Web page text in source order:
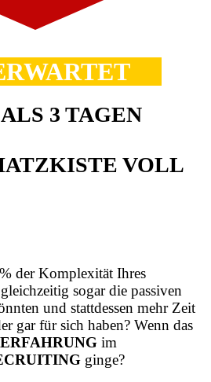
3 TAGEN
VOLL
der Komplexität Ihres
sogar die passiven
und stattdessen mehr Zeit
gar für sich haben? Wenn das
im
ginge?